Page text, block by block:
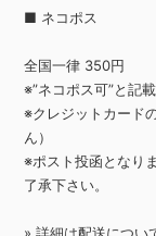
■ ネコポス
全国一律 350円
※”ネコポス可”と記
※クレジットカード
ん）
※ポスト投函となり
了承下さい。